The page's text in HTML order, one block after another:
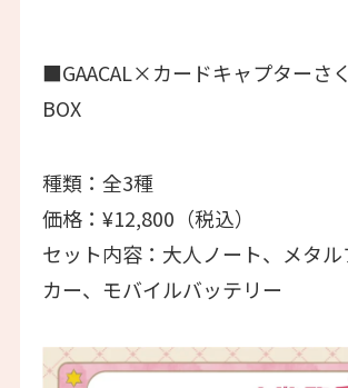
■GAACAL×カードキャプターさ
BOX
種類：全3種
価格：¥12,800（税込）
セット内容：大人ノート、メタ
カー、モバイルバッテリー